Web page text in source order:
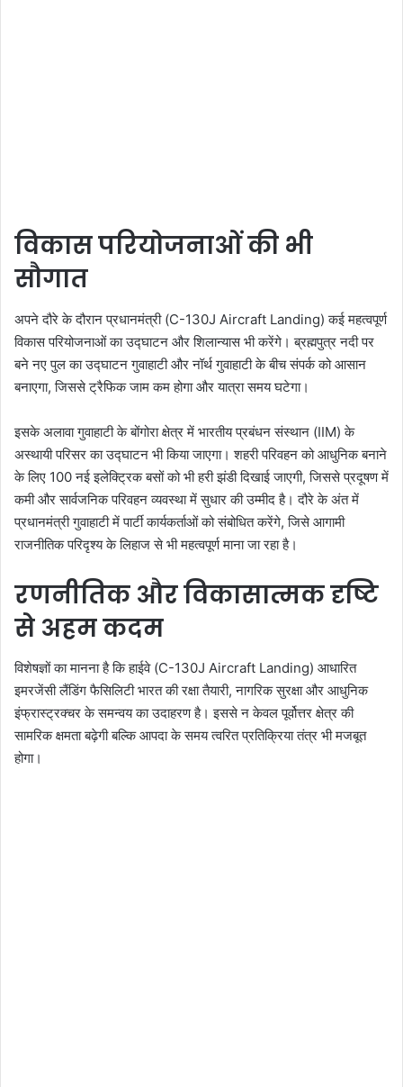
विकास परियोजनाओं की भी
सौगात
अपने दौरे के दौरान प्रधानमंत्री (C-130J Aircraft Landing) कई महत्वपूर्ण
विकास परियोजनाओं का उद्घाटन और शिलान्यास भी करेंगे। ब्रह्मपुत्र नदी पर
बने नए पुल का उद्घाटन गुवाहाटी और नॉर्थ गुवाहाटी के बीच संपर्क को आसान
बनाएगा, जिससे ट्रैफिक जाम कम होगा और यात्रा समय घटेगा।
इसके अलावा गुवाहाटी के बोंगोरा क्षेत्र में भारतीय प्रबंधन संस्थान (IIM) के
अस्थायी परिसर का उद्घाटन भी किया जाएगा। शहरी परिवहन को आधुनिक बनाने
के लिए 100 नई इलेक्ट्रिक बसों को भी हरी झंडी दिखाई जाएगी, जिससे प्रदूषण में
कमी और सार्वजनिक परिवहन व्यवस्था में सुधार की उम्मीद है। दौरे के अंत में
प्रधानमंत्री गुवाहाटी में पार्टी कार्यकर्ताओं को संबोधित करेंगे, जिसे आगामी
राजनीतिक परिदृश्य के लिहाज से भी महत्वपूर्ण माना जा रहा है।
रणनीतिक और विकासात्मक दृष्टि
से अहम कदम
विशेषज्ञों का मानना है कि हाईवे (C-130J Aircraft Landing) आधारित
इमरजेंसी लैंडिंग फैसिलिटी भारत की रक्षा तैयारी, नागरिक सुरक्षा और आधुनिक
इंफ्रास्ट्रक्चर के समन्वय का उदाहरण है। इससे न केवल पूर्वोत्तर क्षेत्र की
सामरिक क्षमता बढ़ेगी बल्कि आपदा के समय त्वरित प्रतिक्रिया तंत्र भी मजबूत
होगा।